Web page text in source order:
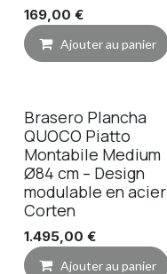
169,00 €
Ajouter au panier
Brasero Plancha
QUOCO Piatto
Montabile Medium
Ø84 cm – Design
modulable en acier
Corten
1.495,00 €
Ajouter au panier